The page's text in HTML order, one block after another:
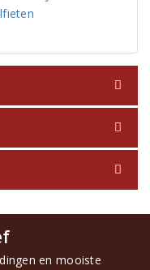
en mooiste